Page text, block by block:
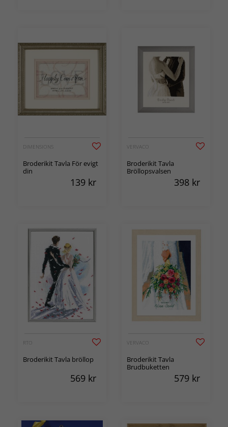
DIMENSIONS
Broderikit Tavla För evigt
din
139 kr
VERVACO
Broderikit Tavla
Bröllopsvalsen
398 kr
RTO
Broderikit Tavla bröllop
569 kr
VERVACO
Broderikit Tavla
Brudbuketten
579 kr